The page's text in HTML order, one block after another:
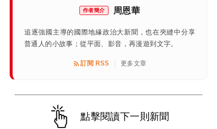
作者簡介 周恩華
追逐強國主導的國際地緣政治大新聞，也在夾縫中分享
普通人的小故事；從平面、影音，再漫遊到文字。
訂閱 RSS 更多文章
點擊閱讀下一則新聞